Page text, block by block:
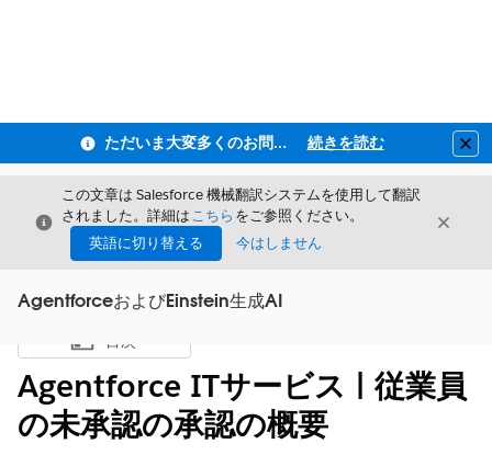
ただいま大変多くのお問い合わせをいただいており、ご連絡までにお時間を頂戴しております 続きを読む
閉じる
この文章は Salesforce 機械翻訳システムを使用して翻訳
されました。詳細はこちら をご参照ください。
英語に切り替える
今はしません
閉じる
AgentforceおよびEinstein生成AI
目次を表示
目次
Agentforce ITサービス | 従業員
の未承認の承認の概要